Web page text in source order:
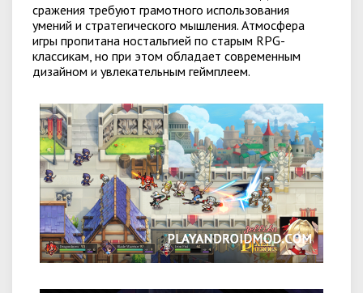
сражения требуют грамотного использования
умений и стратегического мышления. Атмосфера
игры пропитана ностальгией по старым RPG-
классикам, но при этом обладает современным
дизайном и увлекательным геймплеем.